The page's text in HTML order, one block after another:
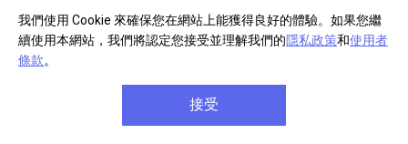
我們使用 Cookie 來確保您在網站上能獲得良好的體驗。如果您繼
續使用本網站，我們將認定您接受並理解我們的隱私政策和使用者
條款。
接受
以及提升運輸效率。